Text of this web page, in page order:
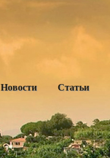
Новости Статьи